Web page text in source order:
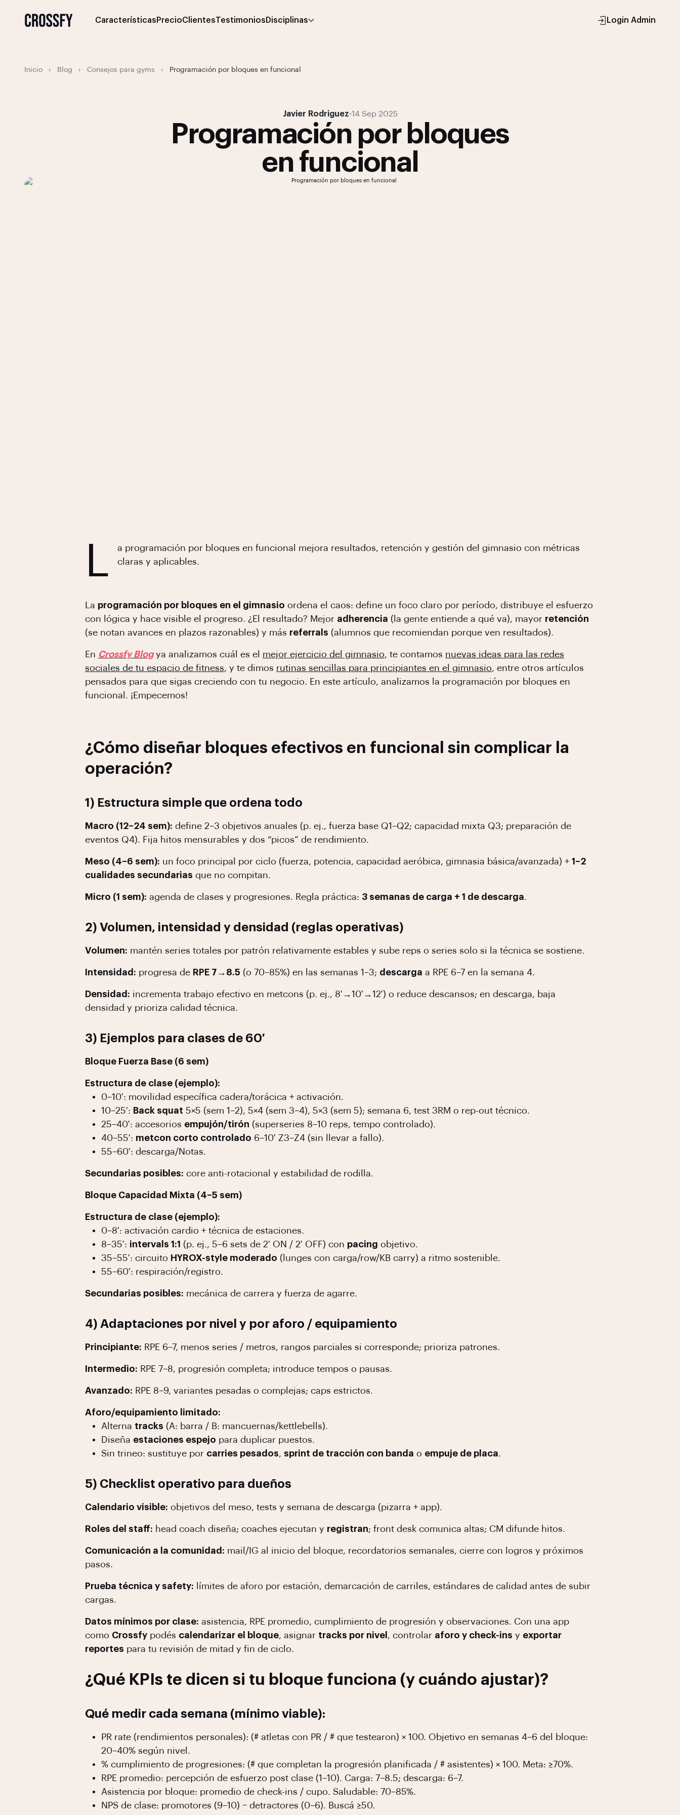
Características PrecioClientesTestimonios Disciplinas Login Admin
Inicio › Blog › Consejos para gyms › Programación por bloques en funcional
Javier Rodriguez•14 Sep 2025
Programación por bloques
en funcional
L
a programación por bloques en funcional mejora resultados, retención y gestión del gimnasio con métricas
claras y aplicables.
La programación por bloques en el gimnasio ordena el caos: define un foco claro por período, distribuye el esfuerzo
con lógica y hace visible el progreso. ¿El resultado? Mejor adherencia (la gente entiende a qué va), mayor retención
(se notan avances en plazos razonables) y más referrals (alumnos que recomiendan porque ven resultados).
En Crossfy Blogya analizamos cuál es el mejor ejercicio del gimnasio, te contamos nuevas ideas para las redes
sociales de tu espacio de fitness, y te dimos rutinas sencillas para principiantes en el gimnasio, entre otros artículos
pensados para que sigas creciendo con tu negocio. En este artículo, analizamos la programación por bloques en
funcional. ¡Empecemos!
¿Cómo diseñar bloques efectivos en funcional sin complicar la
operación?
1) Estructura simple que ordena todo
Macro (12–24 sem): define 2–3 objetivos anuales (p. ej., fuerza base Q1–Q2; capacidad mixta Q3; preparación de
eventos Q4). Fija hitos mensurables y dos “picos” de rendimiento.
Meso (4–6 sem): un foco principal por ciclo (fuerza, potencia, capacidad aeróbica, gimnasia básica/avanzada) + 1–2
cualidades secundarias que no compitan.
Micro (1 sem): agenda de clases y progresiones. Regla práctica: 3 semanas de carga + 1 de descarga.
2) Volumen, intensidad y densidad (reglas operativas)
Volumen: mantén series totales por patrón relativamente estables y sube reps o series solo si la técnica se sostiene.
Intensidad: progresa de RPE 7→8.5 (o 70–85%) en las semanas 1–3; descarga a RPE 6–7 en la semana 4.
Densidad: incrementa trabajo efectivo en metcons (p. ej., 8′→10′→12′) o reduce descansos; en descarga, baja
densidad y prioriza calidad técnica.
3) Ejemplos para clases de 60′
Bloque Fuerza Base (6 sem)
Estructura de clase (ejemplo):
0–10′: movilidad específica cadera/torácica + activación.
10–25′: Back squat 5×5 (sem 1–2), 5×4 (sem 3–4), 5×3 (sem 5); semana 6, test 3RM o rep-out técnico.
25–40′: accesorios empujón/tirón (superseries 8–10 reps, tempo controlado).
40–55′: metcon corto controlado 6–10′ Z3–Z4 (sin llevar a fallo).
55–60′: descarga/Notas.
Secundarias posibles: core anti-rotacional y estabilidad de rodilla.
Bloque Capacidad Mixta (4–5 sem)
Estructura de clase (ejemplo):
0–8′: activación cardio + técnica de estaciones.
8–35′: intervals 1:1 (p. ej., 5–6 sets de 2′ ON / 2′ OFF) con pacing objetivo.
35–55′: circuito HYROX-style moderado (lunges con carga/row/KB carry) a ritmo sostenible.
55–60′: respiración/registro.
Secundarias posibles: mecánica de carrera y fuerza de agarre.
4) Adaptaciones por nivel y por aforo / equipamiento
Principiante: RPE 6–7, menos series / metros, rangos parciales si corresponde; prioriza patrones.
Intermedio: RPE 7–8, progresión completa; introduce tempos o pausas.
Avanzado: RPE 8–9, variantes pesadas o complejas; caps estrictos.
Aforo/equipamiento limitado:
Alterna tracks (A: barra / B: mancuernas/kettlebells).
Diseña estaciones espejo para duplicar puestos.
Sin trineo: sustituye por carries pesados, sprint de tracción con banda o empuje de placa.
5) Checklist operativo para dueños
Calendario visible: objetivos del meso, tests y semana de descarga (pizarra + app).
Roles del staff: head coach diseña; coaches ejecutan y registran; front desk comunica altas; CM difunde hitos.
Comunicación a la comunidad: mail/IG al inicio del bloque, recordatorios semanales, cierre con logros y próximos
pasos.
Prueba técnica y safety: límites de aforo por estación, demarcación de carriles, estándares de calidad antes de subir
cargas.
Datos mínimos por clase: asistencia, RPE promedio, cumplimiento de progresión y observaciones. Con una app
como Crossfy podés calendarizar el bloque, asignar tracks por nivel , controlar aforo y check-ins y exportar
reportes para tu revisión de mitad y fin de ciclo.
¿Qué KPIs te dicen si tu bloque funciona (y cuándo ajustar)?
Qué medir cada semana (mínimo viable):
PR rate (rendimientos personales): (# atletas con PR / # que testearon) × 100. Objetivo en semanas 4–6 del bloque:
20–40% según nivel.
% cumplimiento de progresiones: (# que completan la progresión planificada / # asistentes) × 100. Meta: ≥70%.
RPE promedio: percepción de esfuerzo post clase (1–10). Carga: 7–8.5; descarga: 6–7.
Asistencia por bloque: promedio de check-ins / cupo. Saludable: 70–85%.
NPS de clase: promotores (9–10) − detractores (0–6). Buscá ≥50.